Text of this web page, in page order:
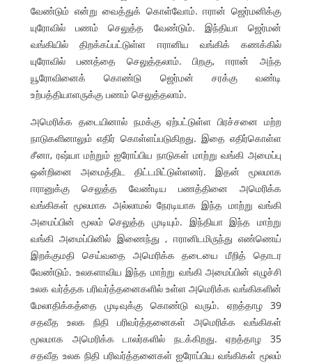
வேண்டும் என்று வைத்துக் கொள்வோம். ஈரான் ஜெர்மனிக்கு
யுரோவில் பணம் செலுத்த வேண்டும். இந்தியா ஜெர்மன்
வங்கியில் திறக்கப்பட்டுள்ள ஈரானிய வங்கிக் கணக்கில்
யுரோவில் பணத்தை செலுத்தலாம். பிறகு, ஈரான் அந்த
யூரோவினைக் கொண்டு ஜெர்மன் சரக்கு வண்டி
உற்பத்தியாளருக்கு பணம் செலுத்தலாம்.
அமெரிக்க தடையினால் நமக்கு ஏற்பட்டுள்ள பிரச்சனை மற்ற
நாடுகளினாலும் எதிர் கொள்ளப்படுகிறது. இதை எதிர்கொள்ள
சீனா, ரஷ்யா மற்றும் ஐரோப்பிய நாடுகள் மாற்று வங்கி அமைப்பு
ஒன்றினை அமைத்திட திட்டமிட்டுள்ளனர். இதன் மூலமாக
ஈரானுக்கு செலுத்த வேண்டிய பணத்தினை அமெரிக்க
வங்கிகள் மூலமாக அல்லாமல் நேரடியாக இந்த மாற்று வங்கி
அமைப்பின் மூலம் செலுத்த முடியும். இந்தியா இந்த மாற்று
வங்கி அமைப்பினில் இணைந்து , ஈரானிடமிருந்து எண்ணெய்
இறக்குமதி செய்வதை அமெரிக்க தடையை மீறித் தொடர
வேண்டும். உலகளாவிய இந்த மாற்று வங்கி அமைப்பின் எழுச்சி
உலக வர்த்தக பரிவர்த்தனைகளில் உள்ள அமெரிக்க வங்கிகளின்
மேலாதிக்கத்தை முடிவுக்கு கொண்டு வரும். ஏறத்தாழ 39
சதவீத உலக நிதி பரிவர்த்தனைகள் அமெரிக்க வங்கிகள்
மூலமாக அமெரிக்க டாலர்களில் நடக்கிறது. ஏறத்தாழ 35
சதவீத உலக நிதி பரிவர்த்தனைகள் ஐரோப்பிய வங்கிகள் மூலம்